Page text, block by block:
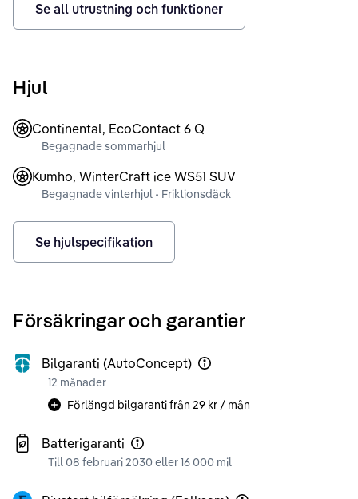
Se all utrustning och funktioner
Hjul
Continental, EcoContact 6 Q
Begagnade sommarhjul
Kumho, WinterCraft ice WS51 SUV
Begagnade vinterhjul • Friktionsdäck
Se hjulspecifikation
Försäkringar och garantier
Bilgaranti (AutoConcept)
12 månader
Förlängd bilgaranti från 29 kr / mån
Batterigaranti
Till 08 februari 2030 eller 16 000 mil